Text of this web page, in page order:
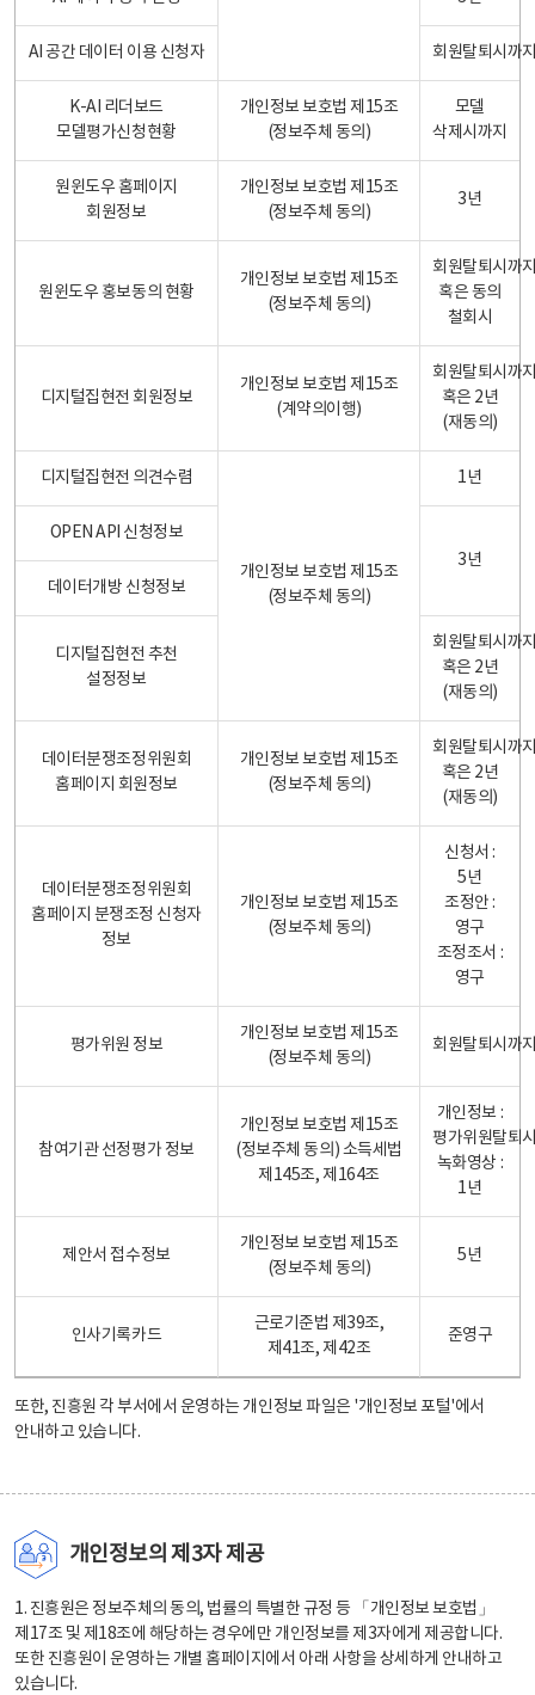
AI 공간 데이터 이용 신청자 회원탈퇴시까
K-AI 리더보드
모델평가신청현황
개인정보 보호법 제15조
(정보주체 동의)
모델
삭제시까지
원윈도우 홈페이지
회원정보
개인정보 보호법 제15조
(정보주체 동의)
3년
원윈도우 홍보동의 현황
개인정보 보호법 제15조
(정보주체 동의)
회원탈퇴시까
혹은 동의
철회시
디지털집현전 회원정보
개인정보 보호법 제15조
(계약의이행)
회원탈퇴시까
혹은 2년
(재동의)
디지털집현전 의견수렴
개인정보 보호법 제15조
(정보주체 동의)
1년
OPEN API 신청정보
3년
데이터개방 신청정보
디지털집현전 추천
설정정보
회원탈퇴시까
혹은 2년
(재동의)
데이터분쟁조정위원회
홈페이지 회원정보
개인정보 보호법 제15조
(정보주체 동의)
회원탈퇴시까
혹은 2년
(재동의)
데이터분쟁조정위원회
홈페이지 분쟁조정 신청자
정보
개인정보 보호법 제15조
(정보주체 동의)
신청서 :
5년
조정안 :
영구
조정조서 :
영구
평가위원 정보
개인정보 보호법 제15조
(정보주체 동의)
회원탈퇴시까
참여기관 선정평가 정보
개인정보 보호법 제15조
(정보주체 동의) 소득세법
제145조, 제164조
개인정보 :
평가위원탈퇴
녹화영상 :
1년
제안서 접수정보
개인정보 보호법 제15조
(정보주체 동의)
5년
인사기록카드
근로기준법 제39조,
제41조, 제42조
준영구
또한, 진흥원 각 부서에서 운영하는 개인정보 파일은 '개인정보 포털'에서
안내하고 있습니다.
개인정보의 제3자 제공
1. 진흥원은 정보주체의 동의, 법률의 특별한 규정 등 「개인정보 보호법」
제17조 및 제18조에 해당하는 경우에만 개인정보를 제3자에게 제공합니다.
또한 진흥원이 운영하는 개별 홈페이지에서 아래 사항을 상세하게 안내하고
있습니다.